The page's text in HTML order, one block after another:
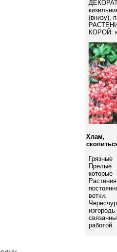
(внизу),
КОРОЙ:
Хлам,
которые
ветки.
работой.